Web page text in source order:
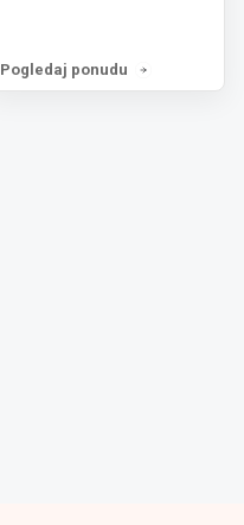
Pogledaj ponudu